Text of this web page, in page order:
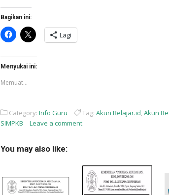
Bagikan ini:
Klik
untuk
membagikan
Facebook(Membuka
di
jendela
baru)
Klik
untuk
berbagi
X(Membuka
di
jendela
Lagi
Menyukai ini:
Memuat...
Category: Info Guru Tag:Akun Belajar.id,Akun
SIMPKB
Leave a comment
You may also like: